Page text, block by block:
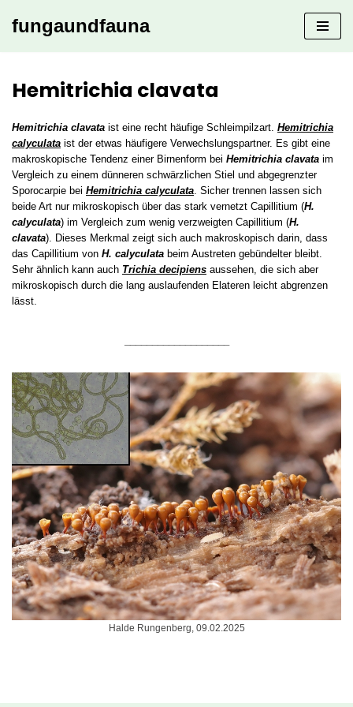
fungaundfauna
Hemitrichia clavata
Hemitrichia clavata ist eine recht häufige Schleimpilzart. Hemitrichia
calyculata ist der etwas häufigere Verwechslungspartner. Es gibt eine
makroskopische Tendenz einer Birnenform bei Hemitrichia clavata im
Vergleich zu einem dünneren schwärzlichen Stiel und abgegrenzter
Sporocarpie bei Hemitrichia calyculata. Sicher trennen lassen sich
beide Art nur mikroskopisch über das stark vernetzt Capillitium (H.
calyculata) im Vergleich zum wenig verzweigten Capillitium (H.
clavata). Dieses Merkmal zeigt sich auch makroskopisch darin, dass
das Capillitium von H. calyculata beim Austreten gebündelter bleibt.
Sehr ähnlich kann auch Trichia decipiens aussehen, die sich aber
mikroskopisch durch die lang auslaufenden Elateren leicht abgrenzen
lässt.
Halde Rungenberg, 09.02.2025